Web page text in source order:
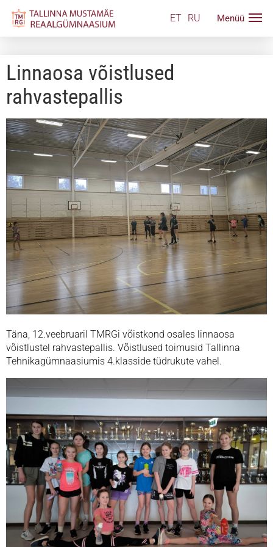
ET RU
Linnaosa võistlused
rahvastepallis
Täna, 12.veebruaril TMRGi võistkond osales linnaosa
võistlustel rahvastepallis. Võistlused toimusid Tallinna
Tehnikagümnaasiumis 4.klasside tüdrukute vahel.